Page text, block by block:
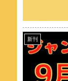
新刊